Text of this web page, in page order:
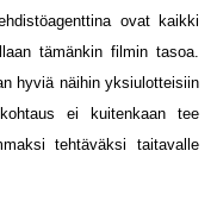
ovat kaikki
tämänkin filmin tasoa.
hyviä näihin yksiulotteisiin
ei kuitenkaan tee
tehtäväksi taitavalle